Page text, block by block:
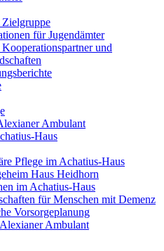
Zielgruppe
für Jugendämter
und
Ambulant
Haus
Pflege im Achatius-Haus
Haus Heidhorn
im Achatius-Haus
für Menschen mit Demenz
Vorsorgeplanung
Ambulant